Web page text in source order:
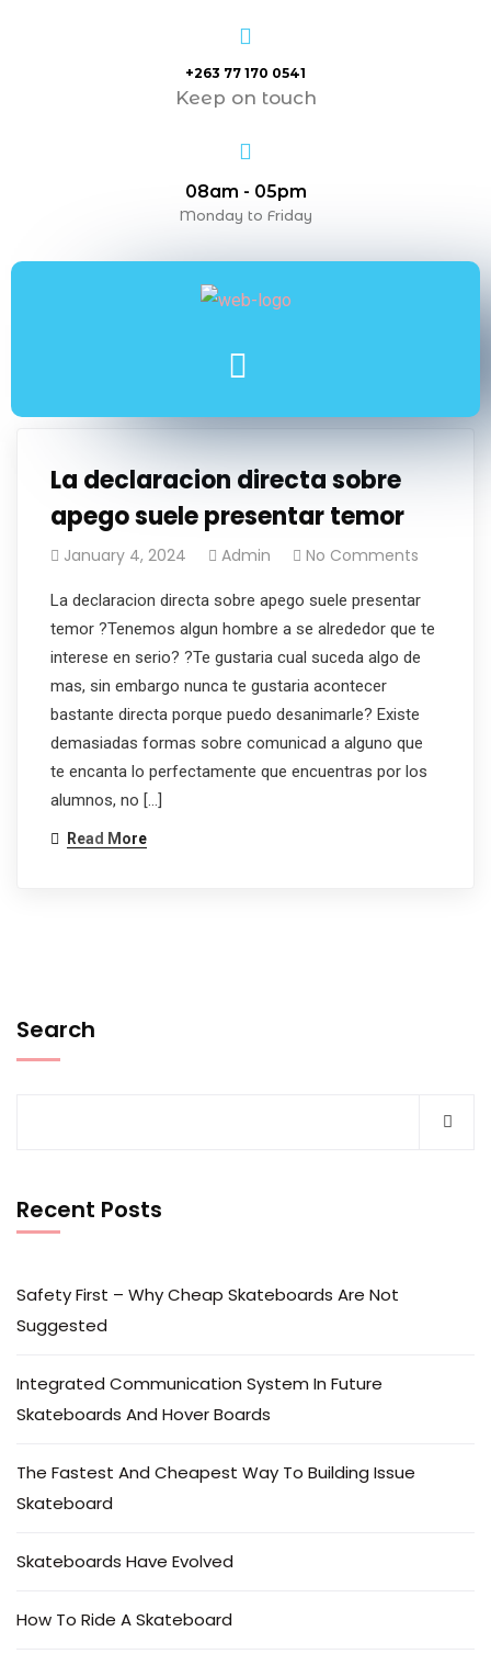
+263 77 170 0541
Keep on touch
08am - 05pm
Monday to Friday
La declaracion directa sobre
apego suele presentar temor
January 4, 2024 Admin No Comments
La declaracion directa sobre apego suele presentar
temor ?Tenemos algun hombre a se alrededor que te
interese en serio? ?Te gustaria cual suceda algo de
mas, sin embargo nunca te gustaria acontecer
bastante directa porque puedo desanimarle? Existe
demasiadas formas sobre comunicad a alguno que
te encanta lo perfectamente que encuentras por los
alumnos, no […]
Read More
Search
Recent Posts
Safety First – Why Cheap Skateboards Are Not
Suggested
Integrated Communication System In Future
Skateboards And Hover Boards
The Fastest And Cheapest Way To Building Issue
Skateboard
Skateboards Have Evolved
How To Ride A Skateboard